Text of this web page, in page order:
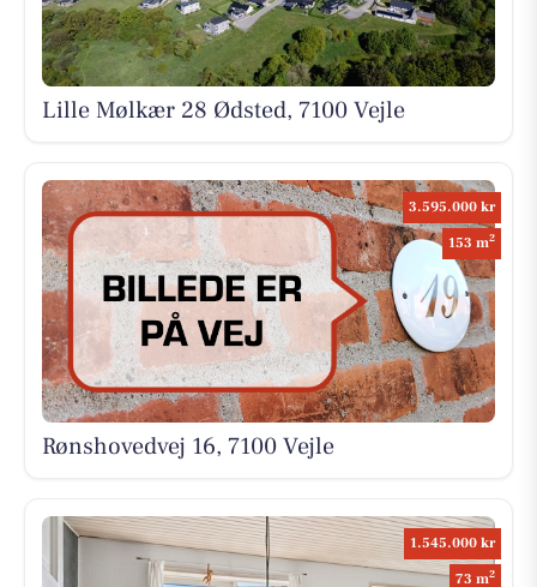
Lille Mølkær 28 Ødsted, 7100 Vejle
3.595.000 kr
153 m2
Rønshovedvej 16, 7100 Vejle
1.545.000 kr
73 m2